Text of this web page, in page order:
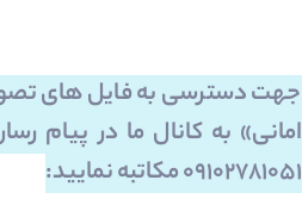
جهت دسترسی به فایل های
امانی» به کانال ما در پیام
09102781051 مکاتبه نمایید: